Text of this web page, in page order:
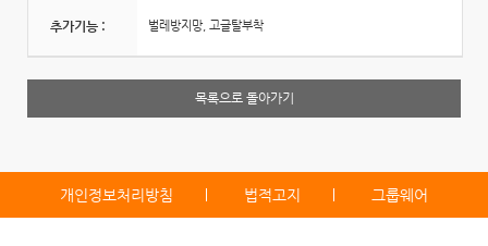
추가기능 : 벌레방지망, 고글탈부착
목록으로 돌아가기
개인정보처리방침 법적고지 그룹웨어